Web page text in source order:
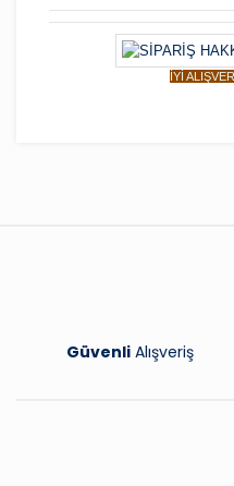
İYİ
Güvenli Alışveriş